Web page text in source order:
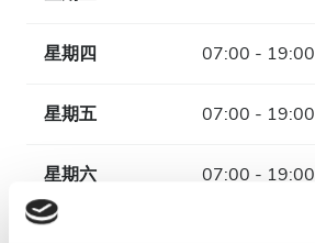
星期四 07:00 - 19:00
星期五 07:00 - 19:00
星期六 07:00 - 19:00